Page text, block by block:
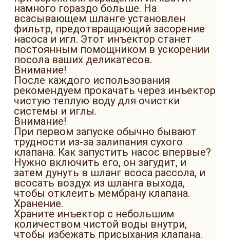
намного гораздо больше. На
всасывающем шланге установлен
фильтр, предотвращающий засорение
насоса и игл. Этот инъектор станет
постоянным помощником в ускорении
посола ваших деликатесов.
Внимание!
После каждого использования
рекомендуем прокачать через инъектор
чистую теплую воду для очистки
системы и иглы.
Внимание!
При первом запуске обычно бывают
трудности из-за залипания сухого
клапана. Как запустить насос впервые?
Нужно включить его, он загудит, и
затем дунуть в шланг всоса рассола, и
всосать воздух из шланга выхода,
чтобы отклеить мембрану клапана.
Хранение.
Храните инъектор с небольшим
количеством чистой воды внутри,
чтобы избежать присыхания клапана.